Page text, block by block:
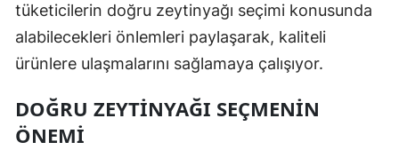
tüketicilerin doğru zeytinyağı seçimi konusunda
alabilecekleri önlemleri paylaşarak, kaliteli
ürünlere ulaşmalarını sağlamaya çalışıyor.
DOĞRU ZEYTINYAĞI SEÇMENIN
ÖNEMI